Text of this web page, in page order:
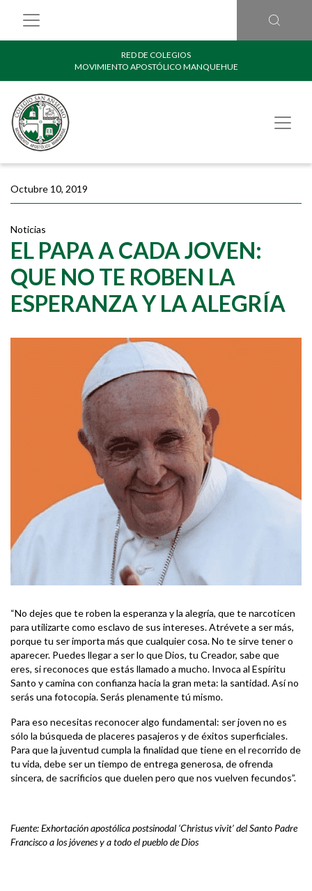
RED DE COLEGIOS
MOVIMIENTO APOSTÓLICO MANQUEHUE
Octubre 10, 2019
Noticias
EL PAPA A CADA JOVEN:
QUE NO TE ROBEN LA
ESPERANZA Y LA ALEGRÍA
“No dejes que te roben la esperanza y la alegría, que te narcoticen
para utilizarte como esclavo de sus intereses. Atrévete a ser más,
porque tu ser importa más que cualquier cosa. No te sirve tener o
aparecer. Puedes llegar a ser lo que Dios, tu Creador, sabe que
eres, si reconoces que estás llamado a mucho. Invoca al Espíritu
Santo y camina con confianza hacia la gran meta: la santidad. Así no
serás una fotocopia. Serás plenamente tú mismo.
Para eso necesitas reconocer algo fundamental: ser joven no es
sólo la búsqueda de placeres pasajeros y de éxitos superficiales.
Para que la juventud cumpla la finalidad que tiene en el recorrido de
tu vida, debe ser un tiempo de entrega generosa, de ofrenda
sincera, de sacrificios que duelen pero que nos vuelven fecundos”.
Fuente: Exhortación apostólica postsinodal ‘Christus vivit’ del Santo Padre
Francisco a los jóvenes y a todo el pueblo de Dios